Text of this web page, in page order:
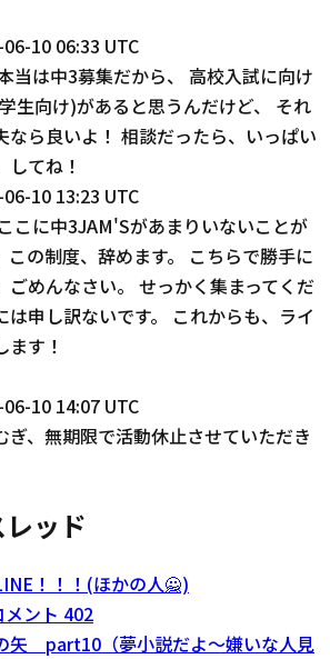
10 06:33 UTC
当は中3募集だから、 高校入試に向け
生向け)があると思うんだけど、 それ
なら良いよ！ 相談だったら、いっぱい
てね！
10 13:23 UTC
こに中3JAM'Sがあまりいないことが
この制度、辞めます。 こちらで勝手に
ごめんなさい。 せっかく集まってくだ
は申し訳ないです。 これからも、ライ
す！
10 14:07 UTC
ぎ、無期限で活動休止させていただき
ッド
！！！(ほかの人🙅)
メント 402
矢 part10（夢小説だよ～嫌いな人見